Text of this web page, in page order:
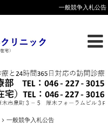
一般競争入札公告
一般競争入札公告